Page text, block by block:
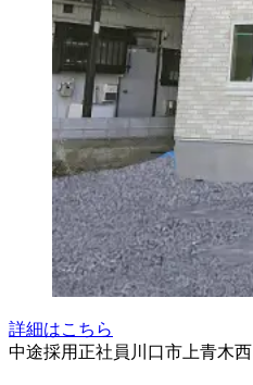
詳細はこちら
中途採用 正社員 川口市上青木西